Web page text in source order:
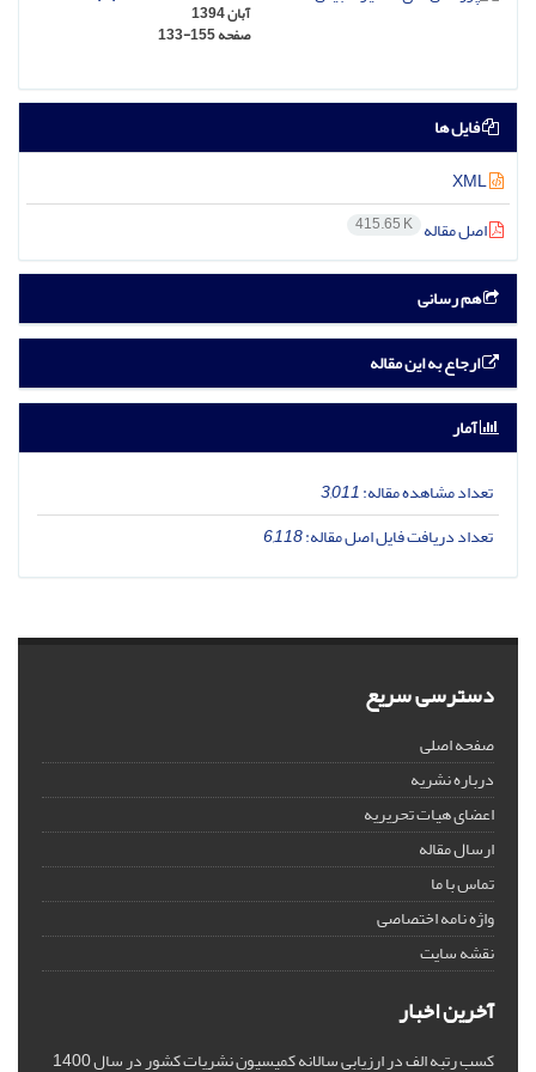
آبان 1394
صفحه133-155
فایل ها
اصل مقاله 415.65 K
هم رسانی
ارجاع به این مقاله
آمار
تعداد مشاهده مقاله:3,011
تعداد دریافت فایل اصل مقاله:6,118
دسترسی سریع
صفحه اصلی
درباره نشریه
اعضای هیات تحریریه
ارسال مقاله
تماس با ما
واژه نامه اختصاصی
نقشه سایت
آخرین اخبار
کسب رتبه الف در ارزیابی سالانه کمیسیون نشریات کشور در سال 1400